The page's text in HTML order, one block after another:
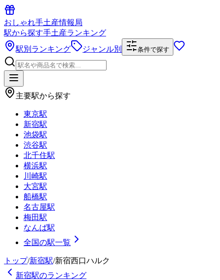
おしゃれ手土産情報局
駅から探す手土産ランキング
駅別ランキング
ジャンル別 条件で探す
主要駅から探す
東京駅
新宿駅
池袋駅
渋谷駅
北千住駅
横浜駅
川崎駅
大宮駅
船橋駅
名古屋駅
梅田駅
なんば駅
全国の駅一覧
トップ/新宿駅/新宿西口ハルク
新宿駅のランキング